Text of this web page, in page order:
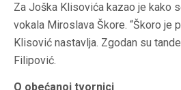
Za Joška Klisovića kazao je kako
vokala Miroslava Škore. “Škoro je
Klisović nastavlja. Zgodan su
Filipović.
O obećanoj tvornici